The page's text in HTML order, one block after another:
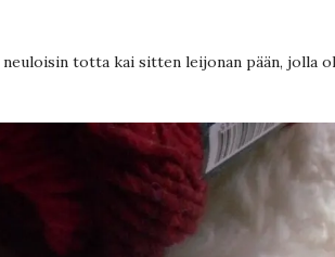
neuloisin totta kai sitten leijonan pään, jolla